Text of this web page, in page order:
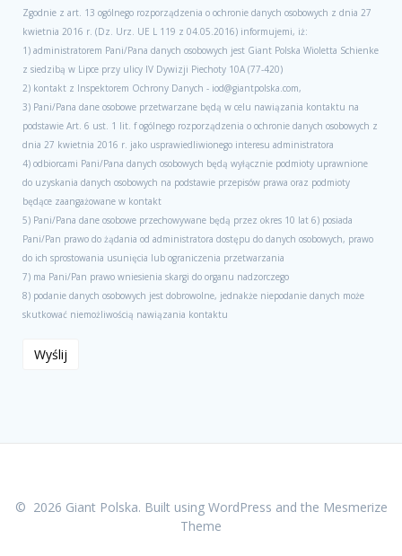
Zgodnie z art. 13 ogólnego rozporządzenia o ochronie danych osobowych z dnia 27
kwietnia 2016 r. (Dz. Urz. UE L 119 z 04.05.2016) informujemi, iż:
1) administratorem Pani/Pana danych osobowych jest Giant Polska Wioletta Schienke
z siedzibą w Lipce przy ulicy IV Dywizji Piechoty 10A (77-420)
2) kontakt z Inspektorem Ochrony Danych - iod@giantpolska.com,
3) Pani/Pana dane osobowe przetwarzane będą w celu nawiązania kontaktu na
podstawie Art. 6 ust. 1 lit. f ogólnego rozporządzenia o ochronie danych osobowych z
dnia 27 kwietnia 2016 r. jako usprawiedliwionego interesu administratora
4) odbiorcami Pani/Pana danych osobowych będą wyłącznie podmioty uprawnione
do uzyskania danych osobowych na podstawie przepisów prawa oraz podmioty
będące zaangażowane w kontakt
5) Pani/Pana dane osobowe przechowywane będą przez okres 10 lat 6) posiada
Pani/Pan prawo do żądania od administratora dostępu do danych osobowych, prawo
do ich sprostowania usunięcia lub ograniczenia przetwarzania
7) ma Pani/Pan prawo wniesienia skargi do organu nadzorczego
8) podanie danych osobowych jest dobrowolne, jednakże niepodanie danych może
skutkować niemożliwością nawiązania kontaktu
© 2026 Giant Polska. Built using WordPress and the Mesmerize
Theme